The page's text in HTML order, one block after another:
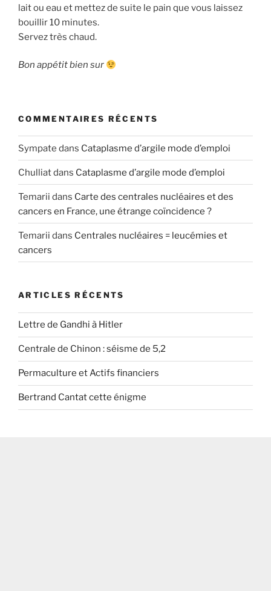
lait ou eau et mettez de suite le pain que vous laissez
bouillir 10 minutes.
Servez très chaud.
Bon appétit bien sur
COMMENTAIRES RÉCENTS
Sympate dans Cataplasme d’argile mode d’emploi
Chulliatdans Cataplasme d’argile mode d’emploi
Temarii dans Carte des centrales nucléaires et des
cancers en France, une étrange coïncidence ?
Temarii dans Centrales nucléaires = leucémies et
cancers
ARTICLES RÉCENTS
Lettre de Gandhi à Hitler
Centrale de Chinon : séisme de 5,2
Permaculture et Actifs financiers
Bertrand Cantat cette énigme